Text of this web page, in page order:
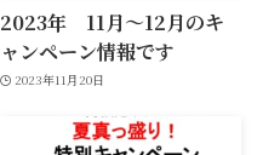
2023年 11月〜12月のキ
ャンペーン情報です
2023年11月20日